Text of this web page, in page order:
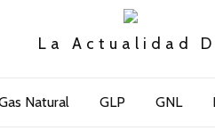
La Actualidad
Natural GLP GNL